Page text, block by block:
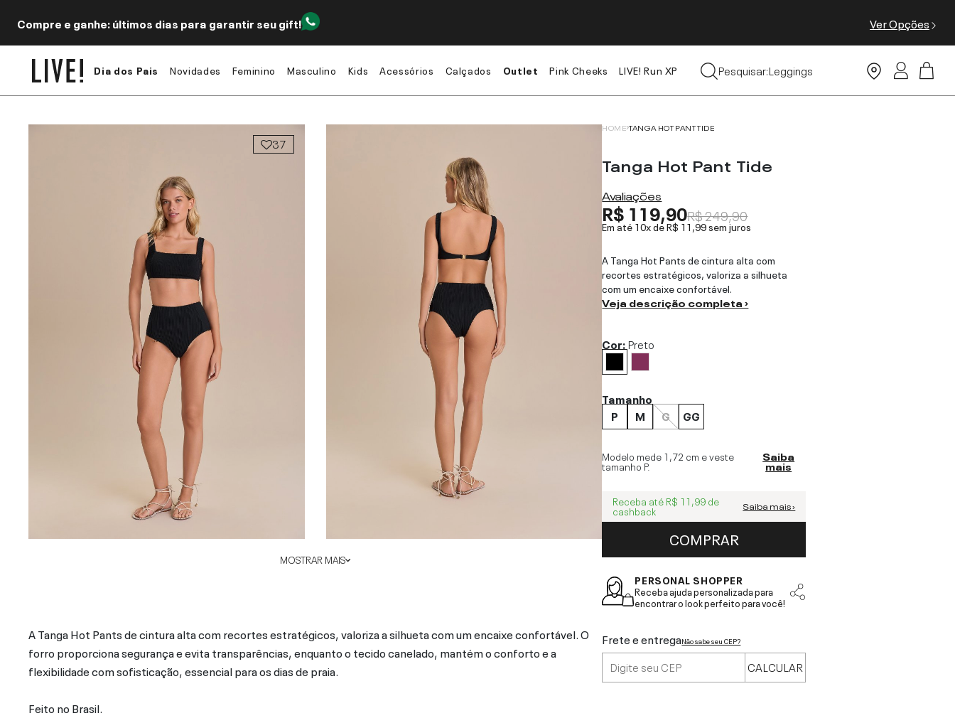
Compre e ganhe: últimos dias para garantir seu gift! Ver Opções
Dia dos Pais Novidades Feminino Masculino Kids Acessórios Calçados Outlet Pink Cheeks LIVE! Run XP
Pesquisar:
Tops
Leggings
37
MOSTRAR MAIS
A Tanga Hot Pants de cintura alta com recortes estratégicos, valoriza a silhueta com um encaixe confortável. O
forro proporciona segurança e evita transparências, enquanto o tecido canelado, mantém o conforto e a
flexibilidade com sofisticação, essencial para os dias de praia.
Feito no Brasil.
HOME TANGA HOT PANT TIDE
Tanga Hot Pant Tide
Avaliações
R$ 119,90R$ 249,90
Em até 10x deR$ 11,99sem juros
A Tanga Hot Pants de cintura alta com
recortes estratégicos, valoriza a silhueta
com um encaixe confortável.
Veja descrição completa ›
Cor:Preto
Tamanho
P
M G GG
Modelo mede 1,72 cm e veste
tamanho P.
Saiba
mais
Receba até R$ 11,99 de
cashback Saiba mais ›
COMPRAR
PERSONAL SHOPPER
Receba ajuda personalizada para
encontrar o look perfeito para você!
Frete e entregaNão sabe seu CEP?
CALCULAR